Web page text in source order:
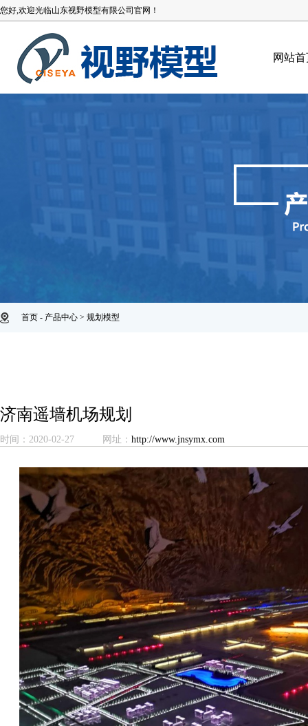
您好,欢迎光临山东视野模型有限公司官网！
网站
首页 - 产品中心 > 规划模型
济南遥墙机场规划
时间：2020-02-27 网址：http://www.jnsymx.com